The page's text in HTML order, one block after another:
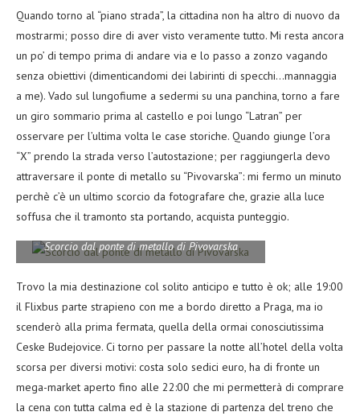
Quando torno al “piano strada”, la cittadina non ha altro di nuovo da
mostrarmi; posso dire di aver visto veramente tutto. Mi resta ancora
un po’ di tempo prima di andare via e lo passo a zonzo vagando
senza obiettivi (dimenticandomi dei labirinti di specchi…mannaggia
a me). Vado sul lungofiume a sedermi su una panchina, torno a fare
un giro sommario prima al castello e poi lungo “Latran” per
osservare per l’ultima volta le case storiche. Quando giunge l’ora
“X” prendo la strada verso l’autostazione; per raggiungerla devo
attraversare il ponte di metallo su “Pivovarska”: mi fermo un minuto
perchè c’è un ultimo scorcio da fotografare che, grazie alla luce
soffusa che il tramonto sta portando, acquista punteggio.
Scorcio dal ponte di metallo di Pivovarska
Trovo la mia destinazione col solito anticipo e tutto è ok; alle 19:00
il Flixbus parte strapieno con me a bordo diretto a Praga, ma io
scenderò alla prima fermata, quella della ormai conosciutissima
Ceske Budejovice. Ci torno per passare la notte all’hotel della volta
scorsa per diversi motivi: costa solo sedici euro, ha di fronte un
mega-market aperto fino alle 22:00 che mi permetterà di comprare
la cena con tutta calma ed è la stazione di partenza del treno che